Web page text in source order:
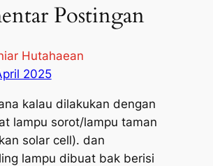
Postingan
Hutahaean
2025
kalau dilakukan dengan
lampu sorot/lampu taman
solar cell). dan
lampu dibuat bak berisi